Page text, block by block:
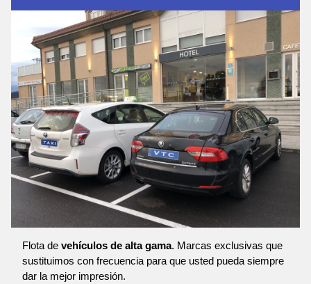
Flota de vehículos de alta gama. Marcas exclusivas que
sustituimos con frecuencia para que usted pueda siempre
dar la mejor impresión.